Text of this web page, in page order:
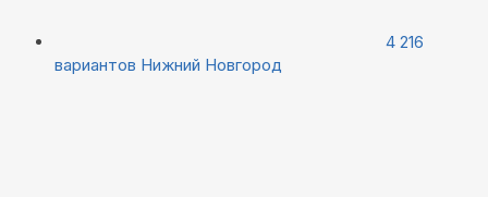
4 216
вариантов Нижний Новгород